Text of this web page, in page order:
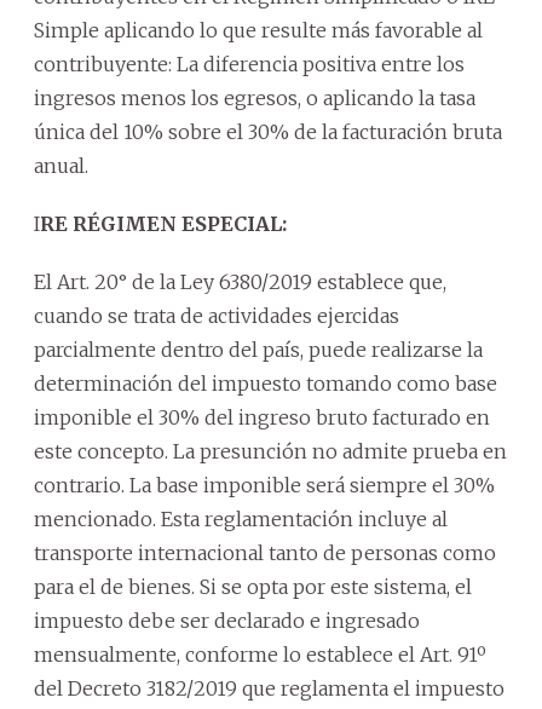
Simple aplicando lo que resulte más favorable al
contribuyente: La diferencia positiva entre los
ingresos menos los egresos, o aplicando la tasa
única del 10% sobre el 30% de la facturación bruta
anual.
IRE RÉGIMEN ESPECIAL:
El Art. 20° de la Ley 6380/2019 establece que,
cuando se trata de actividades ejercidas
parcialmente dentro del país, puede realizarse la
determinación del impuesto tomando como base
imponible el 30% del ingreso bruto facturado en
este concepto. La presunción no admite prueba en
contrario. La base imponible será siempre el 30%
mencionado. Esta reglamentación incluye al
transporte internacional tanto de personas como
para el de bienes. Si se opta por este sistema, el
impuesto debe ser declarado e ingresado
mensualmente, conforme lo establece el Art. 91º
del Decreto 3182/2019 que reglamenta el impuesto